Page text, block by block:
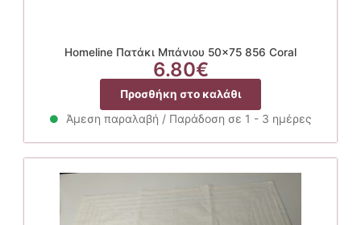
Homeline Πατάκι Μπάνιου 50×75 856 Coral
6.80€
Προσθήκη στο καλάθι
Άμεση παραλαβή / Παράδοση σε 1 - 3 ημέρες